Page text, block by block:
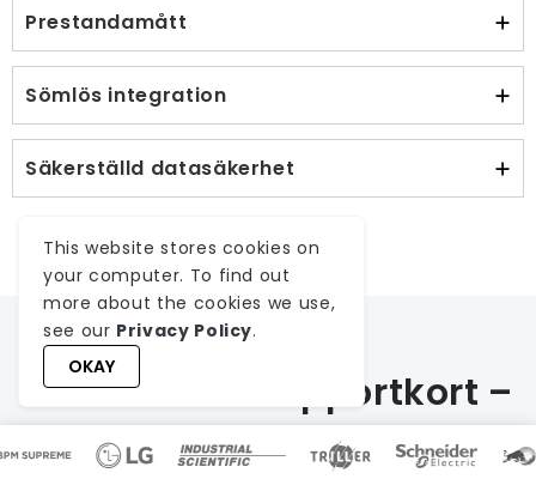
Prestandamått
Sömlös integration
Säkerställd datasäkerhet
Worktualize Rapportkort –
En lönsam spin-off
This website stores cookies on
your computer. To find out
more about the cookies we use,
see our Privacy Policy.
OKAY